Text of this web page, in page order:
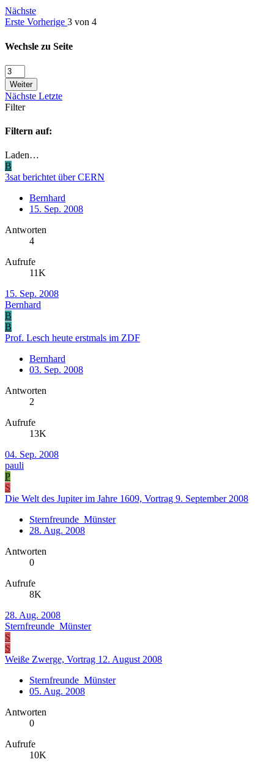
Nächste
Erste Vorherige 3 von 4
Wechsle zu Seite
Weiter
Nächste Letzte
Filter
Filtern auf:
Laden…
B
3sat berichtet über CERN
Bernhard
15. Sep. 2008
Antworten
4
Aufrufe
11K
15. Sep. 2008
Bernhard
B
B
Prof. Lesch heute erstmals im ZDF
Bernhard
03. Sep. 2008
Antworten
2
Aufrufe
13K
04. Sep. 2008
pauli
P
S
Die Welt des Jupiter im Jahre 1609, Vortrag 9. September 2008
Sternfreunde_Münster
28. Aug. 2008
Antworten
0
Aufrufe
8K
28. Aug. 2008
Sternfreunde_Münster
S
S
Weiße Zwerge, Vortrag 12. August 2008
Sternfreunde_Münster
05. Aug. 2008
Antworten
0
Aufrufe
10K